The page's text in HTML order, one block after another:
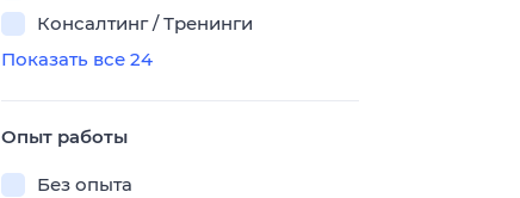
Консалтинг / Тренинги
Показать все 24
Опыт работы
Без опыта